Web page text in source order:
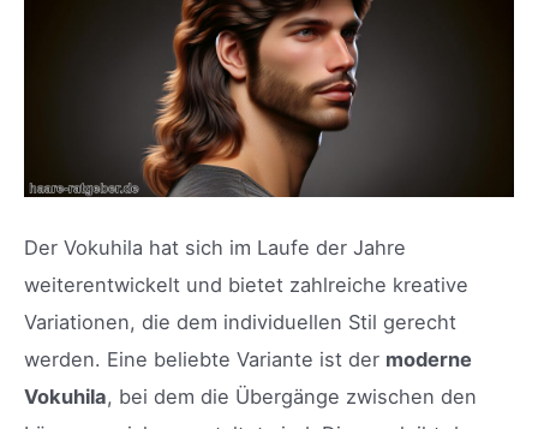
Der Vokuhila hat sich im Laufe der Jahre
weiterentwickelt und bietet zahlreiche kreative
Variationen, die dem individuellen Stil gerecht
werden. Eine beliebte Variante ist der moderne
Vokuhila, bei dem die Übergänge zwischen den